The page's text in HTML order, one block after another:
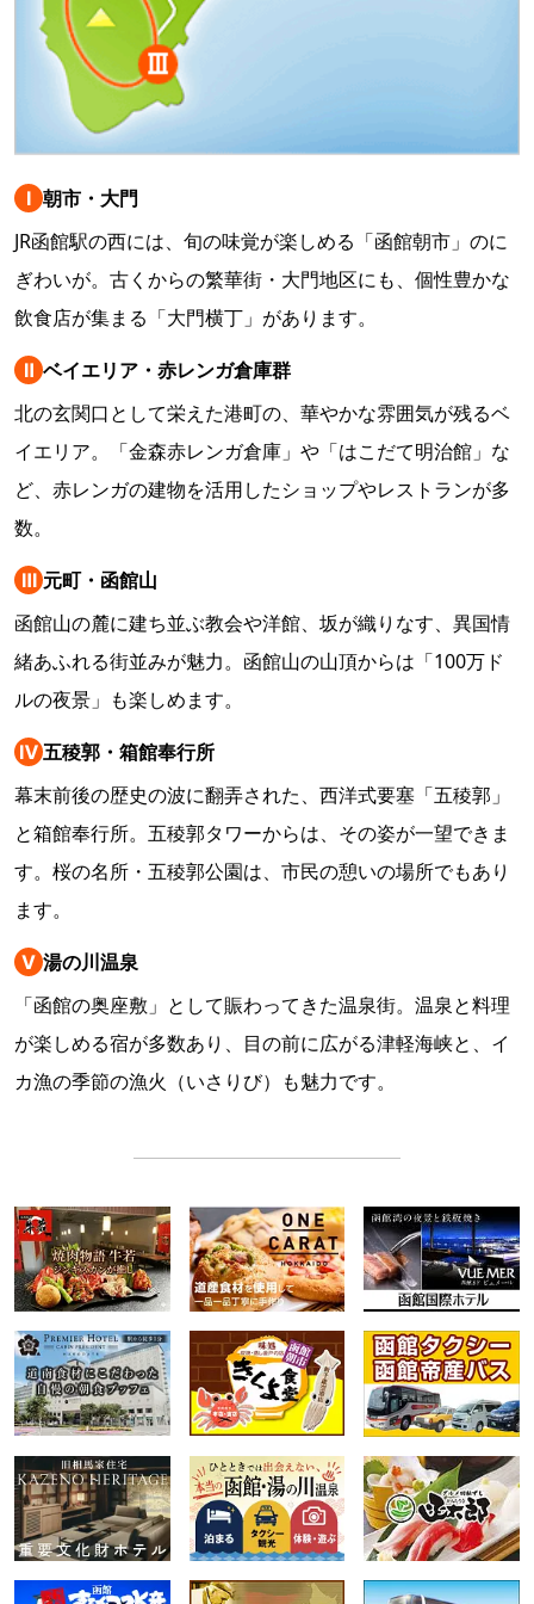
Ⅰ 朝市・大門
JR函館駅の西には、旬の味覚が楽しめる「函館朝市」のに
ぎわいが。古くからの繁華街・大門地区にも、個性豊かな
飲食店が集まる「大門横丁」があります。
Ⅱ ベイエリア・赤レンガ倉庫群
北の玄関口として栄えた港町の、華やかな雰囲気が残るベ
イエリア。「金森赤レンガ倉庫」や「はこだて明治館」な
ど、赤レンガの建物を活用したショップやレストランが多
数。
Ⅲ 元町・函館山
函館山の麓に建ち並ぶ教会や洋館、坂が織りなす、異国情
緒あふれる街並みが魅力。函館山の山頂からは「100万ド
ルの夜景」も楽しめます。
Ⅳ五稜郭・箱館奉行所
幕末前後の歴史の波に翻弄された、西洋式要塞「五稜郭」
と箱館奉行所。五稜郭タワーからは、その姿が一望できま
す。桜の名所・五稜郭公園は、市民の憩いの場所でもあり
ます。
Ⅴ 湯の川温泉
「函館の奥座敷」として賑わってきた温泉街。温泉と料理
が楽しめる宿が多数あり、目の前に広がる津軽海峡と、イ
カ漁の季節の漁火（いさりび）も魅力です。